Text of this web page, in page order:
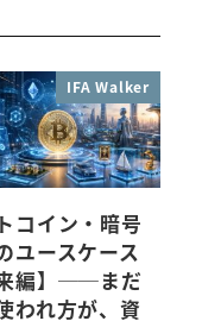
IFA Walker
コイン・暗号
ユースケース
来編】──まだ
われ方が、資